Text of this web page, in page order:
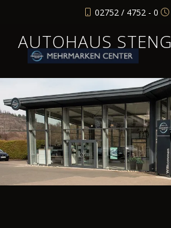
02752 / 4752 - 0
AUTOHAUS